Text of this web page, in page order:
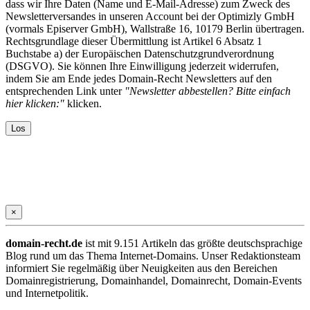
dass wir Ihre Daten (Name und E-Mail-Adresse) zum Zweck des
Newsletterversandes in unseren Account bei der Optimizly GmbH
(vormals Episerver GmbH), Wallstraße 16, 10179 Berlin übertragen.
Rechtsgrundlage dieser Übermittlung ist Artikel 6 Absatz 1
Buchstabe a) der Europäischen Datenschutzgrundverordnung
(DSGVO). Sie können Ihre Einwilligung jederzeit widerrufen,
indem Sie am Ende jedes Domain-Recht Newsletters auf den
entsprechenden Link unter "Newsletter abbestellen? Bitte einfach
hier klicken:" klicken.
×
domain-recht.de ist mit 9.151 Artikeln das größte deutschsprachige
Blog rund um das Thema Internet-Domains. Unser Redaktionsteam
informiert Sie regelmäßig über Neuigkeiten aus den Bereichen
Domainregistrierung, Domainhandel, Domainrecht, Domain-Events
und Internetpolitik.